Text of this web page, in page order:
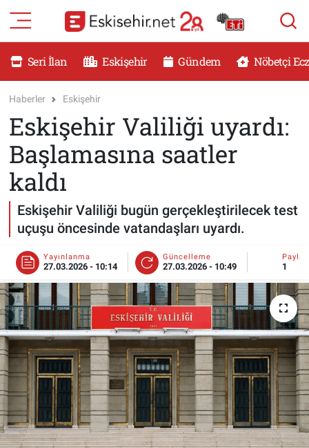
Seri İlan Eskişehir Gündem Nöbetçi
Haberler Eskişehir
Eskişehir Valiliği uyardı:
Başlamasına saatler
kaldı
Eskişehir Valiliği bugün gerçekleştirilecek test
uçuşu öncesinde vatandaşları uyardı.
Yayınlanma
27.03.2026 - 10:14
Güncelleme
27.03.2026 - 10:49 1
RESMİ İLANLAR
DÜNYA
SAĞLIK
MAGAZİN
KADIN
TEKNOLOJİ
YEMEK
ESKİŞEHİR NÖBETÇİ ECZANELER
Eskişehir Haber İçerikleri
Eskişehir Hava Durumu
Eskişehir Tramvay Saatleri
Eskişehir Nöbetçi Eczaneler
Eskişehir Namaz Vakitleri
Eskişehir Trafik Yoğunluk Haritası
Süper Lig Puan Durumu ve Fikstür
Tüm Manşetler
Son Dakika Haberleri
Haber Arşivi